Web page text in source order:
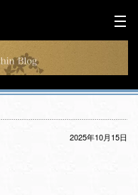
2025年10月15日